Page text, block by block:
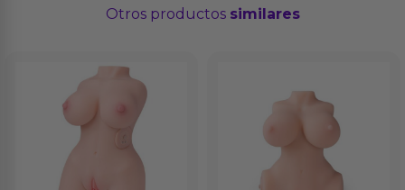
Otros productos similares